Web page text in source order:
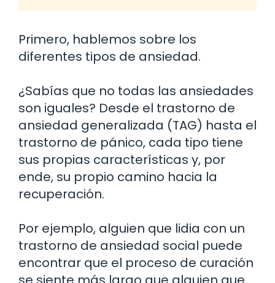
Primero, hablemos sobre los
diferentes tipos de ansiedad.
¿Sabías que no todas las ansiedades
son iguales? Desde el trastorno de
ansiedad generalizada (TAG) hasta el
trastorno de pánico, cada tipo tiene
sus propias características y, por
ende, su propio camino hacia la
recuperación.
Por ejemplo, alguien que lidia con un
trastorno de ansiedad social puede
encontrar que el proceso de curación